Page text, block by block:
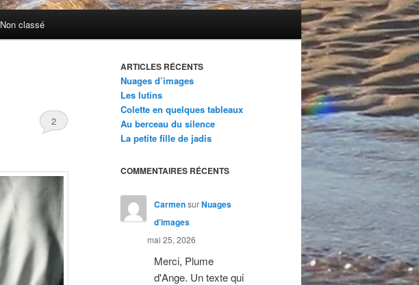
Non classé
2
ARTICLES RÉCENTS
Nuages d’images
Les lutins
Colette en quelques tableaux
Au berceau du silence
La petite fille de jadis
COMMENTAIRES RÉCENTS
CarmensurNuages
d’images
mai 25, 2026
Merci, Plume
d'Ange. Un texte qui